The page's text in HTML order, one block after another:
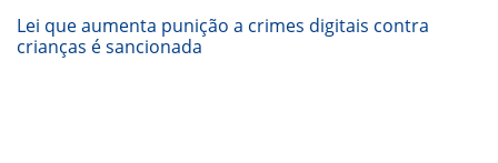
Lei que aumenta punição a crimes digitais contra
crianças é sancionada